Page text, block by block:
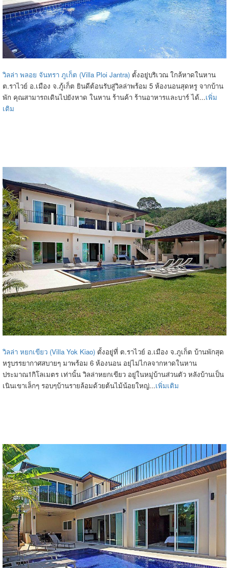
วิลล่า พลอย จันทรา ภูเก็ต (Villa Ploi Jantra) ตั้งอยู่บริเวณ ใกล้หาดในหาน
ต.ราไวย์ อ.เมือง จ.ภู้เก็ต ยินดีต้อนรับสู่วิลล่าพร้อม 5 ห้องนอนสุดหรู จากบ้าน
พัก คุณสามารถเดินไปยังหาด ในหาน ร้านค้า ร้านอาหารและบาร์ ได้...เพิ่ม
เติม
วิลล่า หยกเขียว (Villa Yok Kiao) ตั้งอยู่ที่ ต.ราไวย์ อ.เมือง จ.ภูเก็ต บ้านพักสุด
หรูบรรยากาศสบายๆ มาพร้อม 6 ห้องนอน อยุ่ไม่ไกลจากหาดในหาน
ประมาณ1กิโลเมตร เท่านั้น วิลล่าหยกเขียว อยู่ในหมู่บ้านส่วนตัว หลังบ้านเป็น
เนินเขาเล็กๆ รอบๆบ้านรายล้อมด้วยต้นไม้น้อยใหญ่...เพิ่มเติม